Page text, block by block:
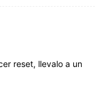
reset, llevalo a un